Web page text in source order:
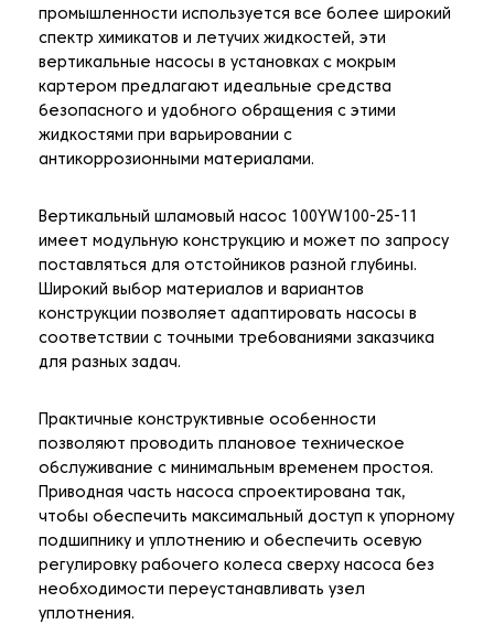
промышленности используется все более широкий
спектр химикатов и летучих жидкостей, эти
вертикальные насосы в установках с мокрым
картером предлагают идеальные средства
безопасного и удобного обращения с этими
жидкостями при варьировании с
антикоррозионными материалами.
Вертикальный шламовый насос 100YW100-25-11
имеет модульную конструкцию и может по запросу
поставляться для отстойников разной глубины.
Широкий выбор материалов и вариантов
конструкции позволяет адаптировать насосы в
соответствии с точными требованиями заказчика
для разных задач.
Практичные конструктивные особенности
позволяют проводить плановое техническое
обслуживание с минимальным временем простоя.
Приводная часть насоса спроектирована так,
чтобы обеспечить максимальный доступ к упорному
подшипнику и уплотнению и обеспечить осевую
регулировку рабочего колеса сверху насоса без
необходимости переустанавливать узел
уплотнения.